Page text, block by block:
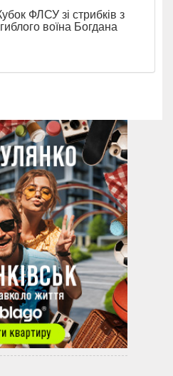
ФЛСУ зі стрибків з
воїна Богдана